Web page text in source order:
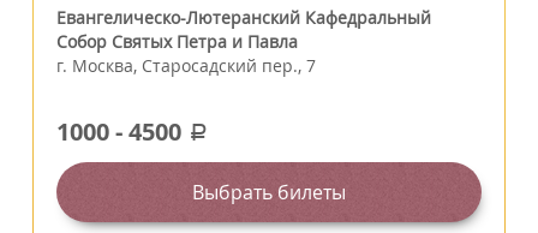
Евангелическо-Лютеранский Кафедральный
Собор Святых Петра и Павла
г. Москва, Старосадский пер., 7
1000-4500 a
Выбрать билеты